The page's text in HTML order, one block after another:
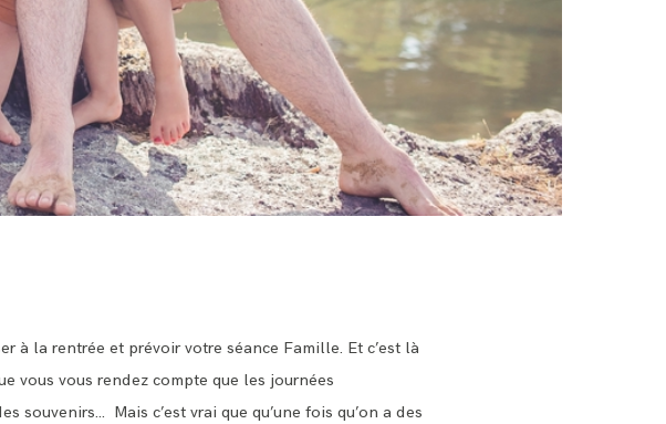
à la rentrée et prévoir votre séance Famille. Et c’est là
vous vous rendez compte que les journées
Mais c’est vrai que qu’une fois qu’on a des